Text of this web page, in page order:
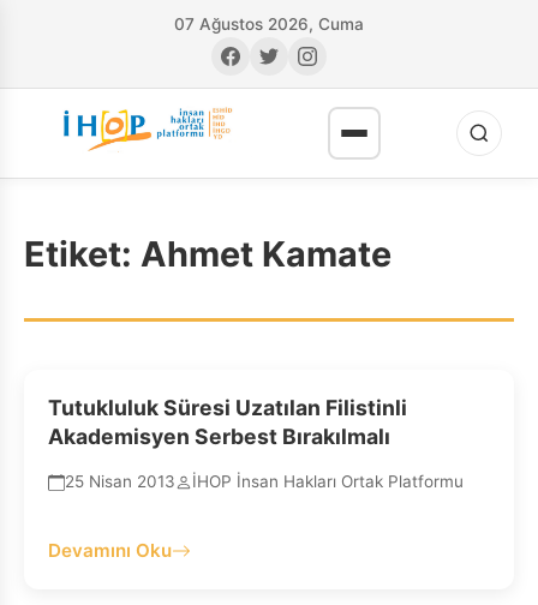
07 Ağustos 2026, Cuma
Etiket: Ahmet Kamate
Tutukluluk Süresi Uzatılan Filistinli
Akademisyen Serbest Bırakılmalı
25 Nisan 2013 İHOP İnsan Hakları Ortak Platformu
Devamını Oku